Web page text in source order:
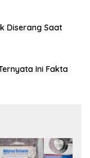
Diserang Saat
Ini Fakta